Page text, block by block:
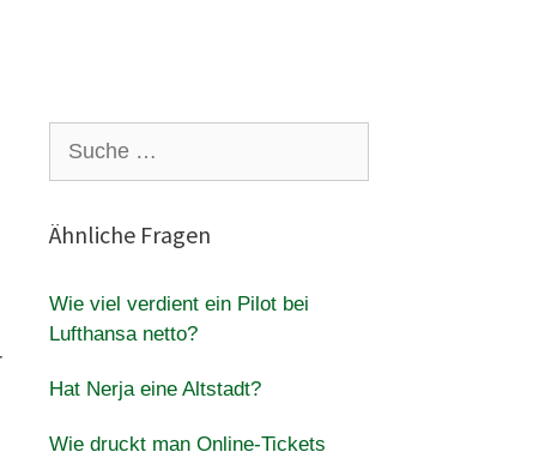
nach:
Ähnliche Fragen
Wie viel verdient ein Pilot bei
Lufthansa netto?
Hat Nerja eine Altstadt?
Wie druckt man Online-Tickets